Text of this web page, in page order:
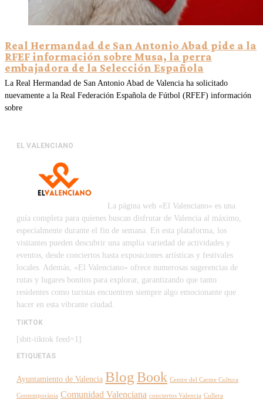
Real Hermandad de San Antonio Abad pide a la
RFEF información sobre Musa, la perra
embajadora de la Selección Española
La Real Hermandad de San Antonio Abad de Valencia ha solicitado
nuevamente a la Real Federación Española de Fútbol (RFEF) información
sobre
EL VALENCIANO
La página web «El Valenciano» es una
guía completa para quienes buscan disfrutar de Valencia al máximo,
especialmente durante el fin de semana. En esta plataforma, los
visitantes pueden descubrir una amplia variedad de actividades y
eventos, desde conciertos hasta exposiciones artísticas y festivales
locales. Además, «El Valenciano» ofrece numerosas sugerencias de
rutas y lugares bonitos para explorar, garantizando que tanto
residentes como turistas encuentren siempre algo emocionante que
hacer en esta vibrante ciudad.
TIKTOK
[sbtt-tiktok feed=1]
ETIQUETAS
Ayuntamiento de Valencia BlogBook Centre del Carme Cultura
Contemporània Comunidad Valenciana conciertos Valencia Cullera